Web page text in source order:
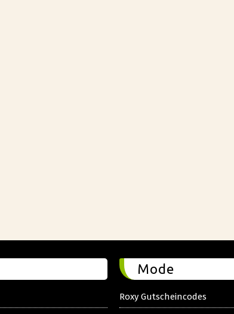
Mode
Roxy Gutscheincodes